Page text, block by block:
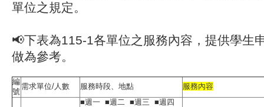
單位之規定。
📢下表為115-1各單位之服務內容，提供學生
做為參考。
編
號
需求單位/人數 服務時段、地點 服務內容
■週一 ■週二 ■週三 ■週四